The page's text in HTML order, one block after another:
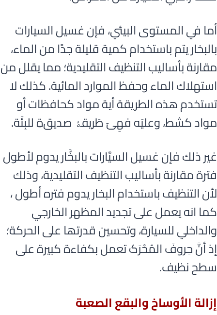
أما في المستوى البيئي، فإن غسيل السيارات
بالبخار يتم باستخدام كمية قليلة جدًا من الماء،
مقارنة بأساليب التنظيف التقليدية؛ مما يقلل من
استهلاك الماء وحفظ الموارد المائية. كذلك لا
تستخدم هذه الطريقة أية مواد كحافظات أو
مواد كشط، وعلیَه فهِیَ طَر‌یقۀ صديق‌ةِ للبِئَة.
غير ذلك فإن غسيل السیَّارات بالبخَّار یدوم لأطول
فترة مقارنة بأساليب التنظيف التقليدية، وذلك
لأن التنظیف باستخدام البخار یدوم فتره أطول ،
كما انه يعمل على تجديد المظهر الخارجي
والداخلي للسيارة، وتحسين قدرتھا على الحرکة؛
إذ أنَّ حِروفَ المُحْرَک تعمل بكفاءة کبيرة على
سطح نظيف.
إزالة الأوساخ والبقع الصعبة